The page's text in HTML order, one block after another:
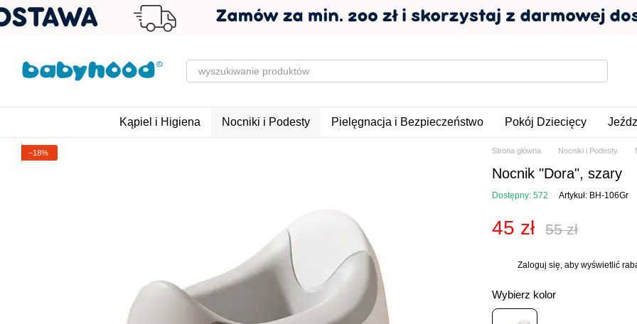
Przejdź do głównej treści
Kąpiel i Higiena Nocniki i Podesty Pielęgnacja i Bezpieczeństwo Pokój Dziecięcy
−18% Strona główna Nocniki i Podesty
Nocnik "Dora", szary
Dostępny: 572 Artykuł: BH-106Gr
45 zł 55 zł
Zaloguj się , aby wyświetlić
Wybierz kolor